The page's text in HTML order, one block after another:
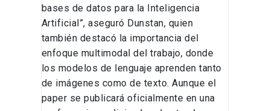
bases de datos para la Inteligencia
Artificial”, aseguró Dunstan, quien
también destacó la importancia del
enfoque multimodal del trabajo, donde
los modelos de lenguaje aprenden tanto
de imágenes como de texto. Aunque el
paper se publicará oficialmente en una